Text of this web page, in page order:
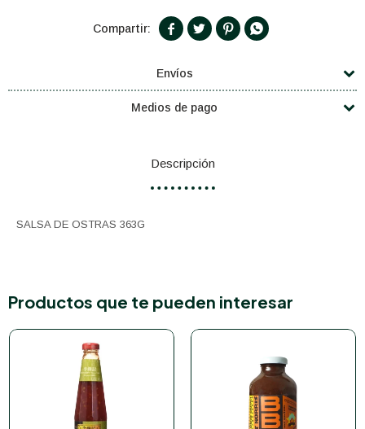
   
Envíos
Medios de pago
Descripción
SALSA DE OSTRAS 363G
Productos que te pueden interesar